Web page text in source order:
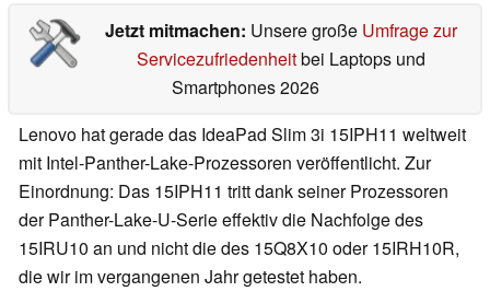
Jetzt mitmachen: Unsere große Umfrage zur
Servicezufriedenheitbei Laptops und
Smartphones 2026
Lenovo hat gerade das IdeaPad Slim 3i 15IPH11 weltweit
mit Intel-Panther-Lake-Prozessoren veröffentlicht. Zur
Einordnung: Das 15IPH11 tritt dank seiner Prozessoren
der Panther-Lake-U-Serie effektiv die Nachfolge des
15IRU10 an und nicht die des 15Q8X10 oder 15IRH10R,
die wir im vergangenen Jahr getestet haben.